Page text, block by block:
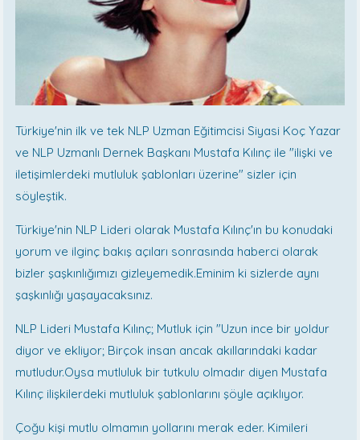
Türkiye'nin ilk ve tek NLP Uzman Eğitimcisi Siyasi Koç Yazar
ve NLP Uzmanlı Dernek Başkanı Mustafa Kılınç ile "ilişki ve
iletişimlerdeki mutluluk şablonları üzerine" sizler için
söyleştik.
Türkiye'nin NLP Lideri olarak Mustafa Kılınç'ın bu konudaki
yorum ve ilginç bakış açıları sonrasında haberci olarak
bizler şaşkınlığımızı gizleyemedik.Eminim ki sizlerde aynı
şaşkınlığı yaşayacaksınız.
NLP Lideri Mustafa Kılınç; Mutluk için "Uzun ince bir yoldur
diyor ve ekliyor; Birçok insan ancak akıllarındaki kadar
mutludur.Oysa mutluluk bir tutkulu olmadır diyen Mustafa
Kılınç ilişkilerdeki mutluluk şablonlarını şöyle açıklıyor.
Çoğu kişi mutlu olmamın yollarını merak eder. Kimileri